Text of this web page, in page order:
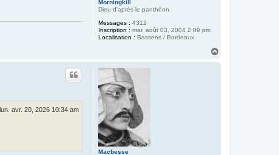
Morningkill
Dieu d'après le panthéon
Messages : 4312
Inscription : mar. août 03, 2004 2:09 pm
Localisation : Bassens / Bordeaux
Macbesse
lun. avr. 20, 2026 10:34 am